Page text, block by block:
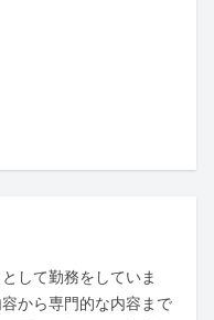
して勤務をしていま
から専門的な内容まで